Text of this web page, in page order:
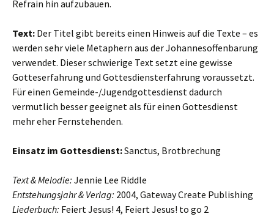
Refrain hin aufzubauen.
Text: Der Titel gibt bereits einen Hinweis auf die Texte – es
werden sehr viele Metaphern aus der Johannesoffenbarung
verwendet. Dieser schwierige Text setzt eine gewisse
Gotteserfahrung und Gottesdiensterfahrung voraussetzt.
Für einen Gemeinde-/Jugendgottesdienst dadurch
vermutlich besser geeignet als für einen Gottesdienst
mehr eher Fernstehenden.
Einsatz im Gottesdienst:Sanctus, Brotbrechung
Text & Melodie: Jennie Lee Riddle
Entstehungsjahr & Verlag: 2004, Gateway Create Publishing
Liederbuch: Feiert Jesus! 4, Feiert Jesus! to go 2